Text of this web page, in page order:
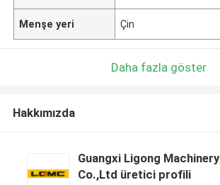
Menşe yeri Çin
Daha fazla göster
Hakkımızda
Guangxi Ligong Machinery
Co.,Ltd üretici profili